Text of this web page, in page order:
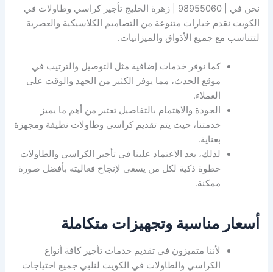
نحن في | 98955060 | زهرة الخليج تأجير كراسي وطاولات في
الكويت نقدم خيارات متنوعة من التصاميم الكلاسيكية والعصرية
لتتناسب مع جميع الأذواق والميزانيات.
كما نوفر خدمات إضافية مثل التوصيل والترتيب في
موقع الحدث، مما يوفر الكثير من الجهد والوقت على
العملاء.
الجودة والاهتمام بالتفاصيل تعتبر من أهم ما يميز
خدمتنا، حيث يتم تقديم كراسي وطاولات نظيفة ومجهزة
بعناية.
لذلك، يعد الاعتماد علينا في تأجير الكراسي والطاولات
خطوة ذكية لكل من يسعى لإنجاح فعاليته بأفضل صورة
ممكنة.
أسعار مناسبة وتجهيزات متكاملة
لأننا متميزون في تقديم خدمات تأجير كافة أنواع
الكراسي والطاولات في الكويت لنلبي جميع احتياجات